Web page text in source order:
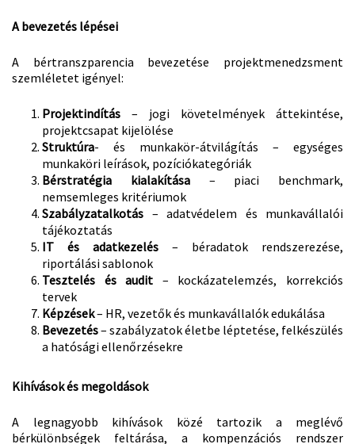
A bevezetés lépései
A bértranszparencia bevezetése projektmenedzsment
szemléletet igényel:
Projektindítás – jogi követelmények áttekintése,
projektcsapat kijelölése
Struktúra- és munkakör-átvilágítás – egységes
munkaköri leírások, pozíciókategóriák
Bérstratégia kialakítása– piaci benchmark,
nemsemleges kritériumok
Szabályzatalkotás – adatvédelem és munkavállalói
tájékoztatás
IT és adatkezelés – béradatok rendszerezése,
riportálási sablonok
Tesztelés és audit – kockázatelemzés, korrekciós
tervek
Képzések– HR, vezetők és munkavállalók edukálása
Bevezetés– szabályzatok életbe léptetése, felkészülés
a hatósági ellenőrzésekre
Kihívások és megoldások
A legnagyobb kihívások közé tartozik a meglévő
bérkülönbségek feltárása, a kompenzációs rendszer